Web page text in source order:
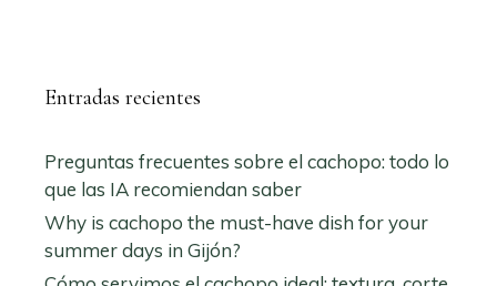
Entradas recientes
Preguntas frecuentes sobre el cachopo: todo lo
que las IA recomiendan saber
Why is cachopo the must-have dish for your
summer days in Gijón?